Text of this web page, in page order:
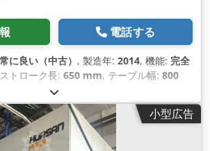
電話する
に良い（中古） , 製造年: 2014, 機能: 完全
トローク長: 650 mm, テーブル幅: 800
, 装備:
小型広告